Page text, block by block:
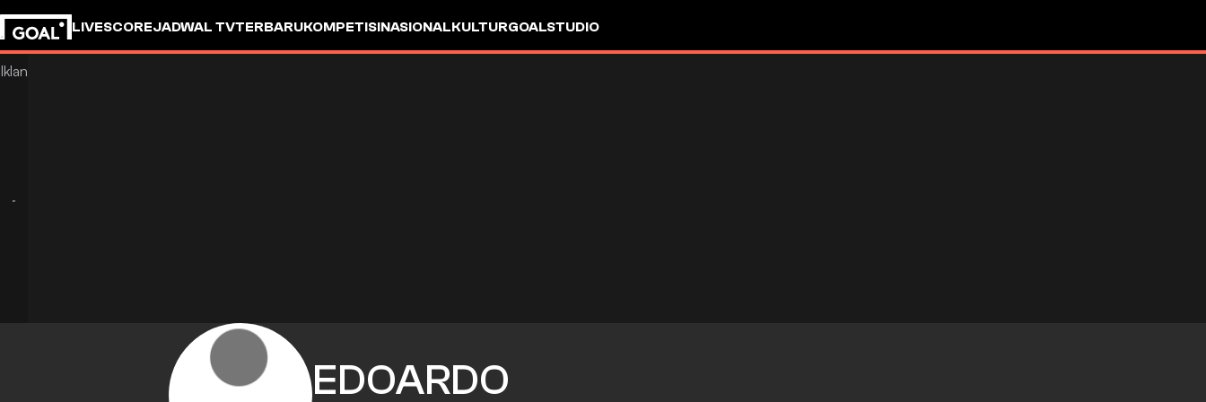
LIVESCOREJADWAL TVTERBARUKOMPETISINASIONALKULTURGOALSTUDIO
EDOARDO